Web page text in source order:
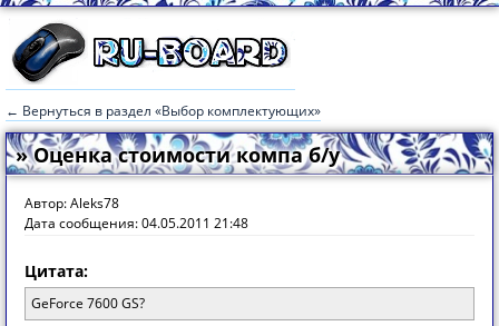
← Вернуться в раздел «Выбор комплектующих»
» Оценка стоимости компа б/у
Автор: Aleks78
Дата сообщения: 04.05.2011 21:48
Цитата:
GeForce 7600 GS?